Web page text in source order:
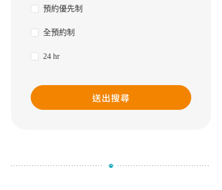
預約優先制
全預約制
24 hr
送出搜尋